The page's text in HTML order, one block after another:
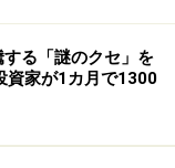
る「謎のクセ」を
資家が1カ月で1300